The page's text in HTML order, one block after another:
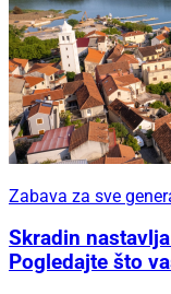
Zabava za sve
Skradin
Pogledajte što